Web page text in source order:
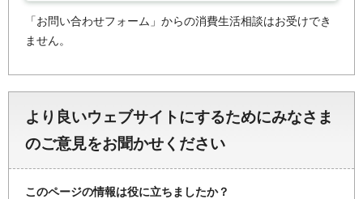
「お問い合わせフォーム」からの消費生活相談はお受けでき
ません。
より良いウェブサイトにするためにみなさま
のご意見をお聞かせください
このページの情報は役に立ちましたか？